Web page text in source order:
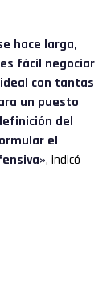
hace larga,
fácil negociar
con tantas
un puesto
del
el
, indicó